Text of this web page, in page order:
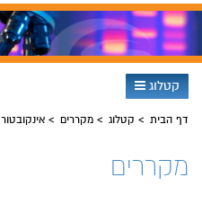
קטלוג
דף הבית קטלוג מקררים אינקובטור 70 ליטר חימום וקירור חדש
מקררים